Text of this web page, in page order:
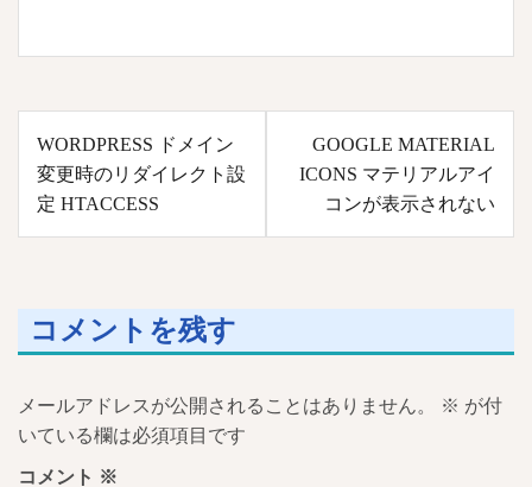
稿
ナ
ビ
シ
ン
WORDPRESS ドメイン
変更時のリダイレクト設
定 HTACCESS
GOOGLE MATERIAL
ICONS マテリアルアイ
コンが表示されない
コメントを残す
メールアドレスが公開されることはありません。 ※ が付
いている欄は必須項目です
コメント ※